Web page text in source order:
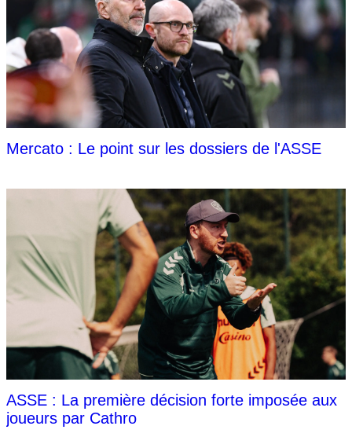
Mercato : Le point sur les dossiers de l'ASSE
ASSE : La première décision forte imposée aux
joueurs par Cathro